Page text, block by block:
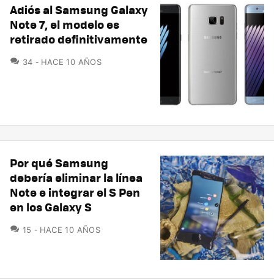
Adiós al Samsung Galaxy
Note 7, el modelo es
retirado definitivamente
34 COMENTARIOS
HACE 10 AÑOS
Por qué Samsung
debería eliminar la línea
Note e integrar el S Pen
en los Galaxy S
15 COMENTARIOS
HACE 10 AÑOS